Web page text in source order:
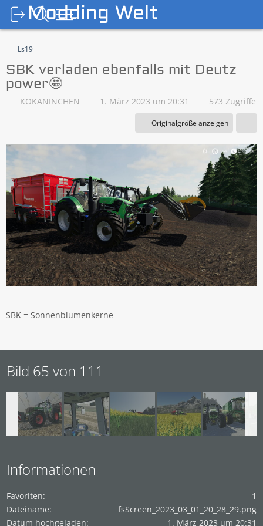
Ls19
SBK verladen ebenfalls mit Deutz
power🤩
KOKANINCHEN 1. März 2023 um 20:31 573 Zugriffe
Originalgröße anzeigen
SBK = Sonnenblumenkerne
Bild 65 von 111
Informationen
Favoriten
1
Dateiname
fsScreen_2023_03_01_20_28_29.png
Datum hochgeladen
1. März 2023 um 20:31